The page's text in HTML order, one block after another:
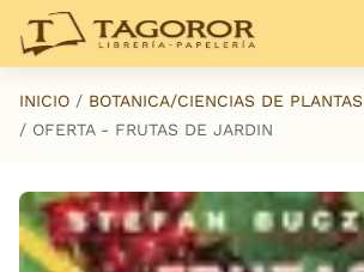
Saltar al contenido principal
INICIO
BOTANICA/CIENCIAS DE PLANTAS
OFERTA - FRUTAS DE JARDIN